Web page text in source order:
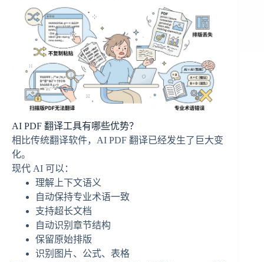
AI PDF 翻译工具有哪些优势？
相比传统翻译软件，AI PDF 翻译已经发生了巨大变
化。
现代 AI 可以：
理解上下文语义
自动保持专业术语一致
支持超长文档
自动识别章节结构
保留原始排版
识别图片、公式、表格